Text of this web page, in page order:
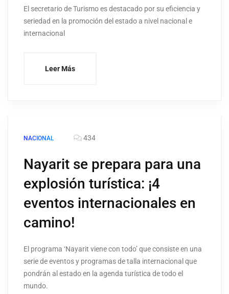
El secretario de Turismo es destacado por su eficiencia y
seriedad en la promoción del estado a nivel nacional e
internacional
Leer Más
NACIONAL 434
Nayarit se prepara para una
explosión turística: ¡4
eventos internacionales en
camino!
El programa ‘Nayarit viene con todo’ que consiste en una
serie de eventos y programas de talla internacional que
pondrán al estado en la agenda turística de todo el
mundo.